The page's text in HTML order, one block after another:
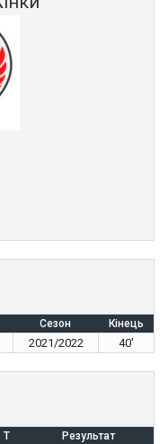
Сезон Кінець
2021/2022 40'
T Результат